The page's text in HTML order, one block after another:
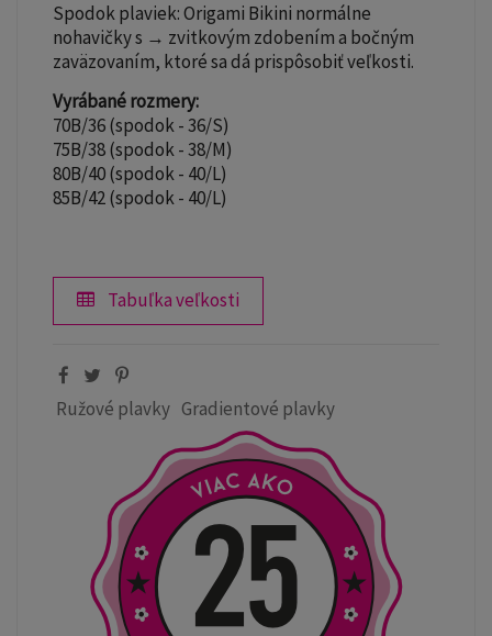
Spodok plaviek: Origami Bikini normálne
nohavičky s → zvitkovým zdobením a bočným
zaväzovaním, ktoré sa dá prispôsobiť veľkosti.
Vyrábané rozmery:
70B/36 (spodok - 36/S)
75B/38 (spodok - 38/M)
80B/40 (spodok - 40/L)
85B/42 (spodok - 40/L)
Tabuľka veľkosti
Ružové plavky Gradientové plavky